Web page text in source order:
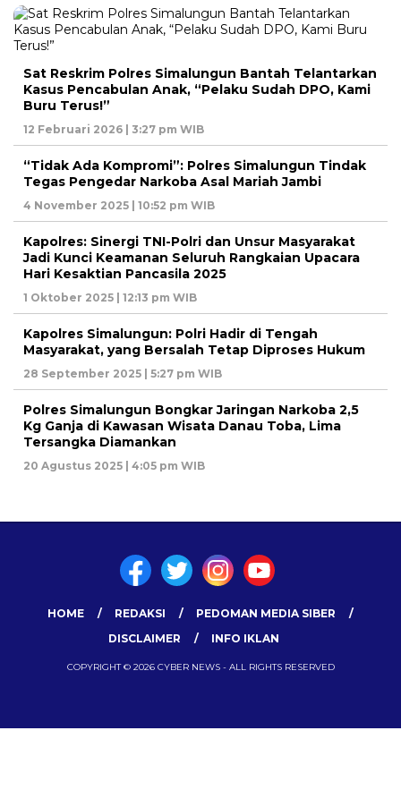
Sat Reskrim Polres Simalungun Bantah Telantarkan
Kasus Pencabulan Anak, “Pelaku Sudah DPO, Kami
Buru Terus!”
12 Februari 2026 | 3:27 pm WIB
“Tidak Ada Kompromi”: Polres Simalungun Tindak
Tegas Pengedar Narkoba Asal Mariah Jambi
4 November 2025 | 10:52 pm WIB
Kapolres: Sinergi TNI-Polri dan Unsur Masyarakat
Jadi Kunci Keamanan Seluruh Rangkaian Upacara
Hari Kesaktian Pancasila 2025
1 Oktober 2025 | 12:13 pm WIB
Kapolres Simalungun: Polri Hadir di Tengah
Masyarakat, yang Bersalah Tetap Diproses Hukum
28 September 2025 | 5:27 pm WIB
Polres Simalungun Bongkar Jaringan Narkoba 2,5
Kg Ganja di Kawasan Wisata Danau Toba, Lima
Tersangka Diamankan
20 Agustus 2025 | 4:05 pm WIB
HOME REDAKSI
PEDOMAN MEDIA SIBER
DISCLAIMER
INFO IKLAN
COPYRIGHT © 2026 CYBER NEWS - ALL RIGHTS RESERVED